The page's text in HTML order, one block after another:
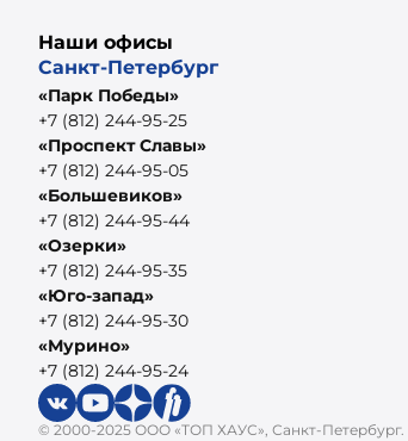
Наши офисы
Санкт-Петербург
«Парк Победы»
+7 (812) 244-95-25
«Проспект Славы»
+7 (812) 244-95-05
«Большевиков»
+7 (812) 244-95-44
«Озерки»
+7 (812) 244-95-35
«Юго-запад»
+7 (812) 244-95-30
«Мурино»
+7 (812) 244-95-24
© 2000-2025 ООО «ТОП ХАУС», Санкт-Петербург.